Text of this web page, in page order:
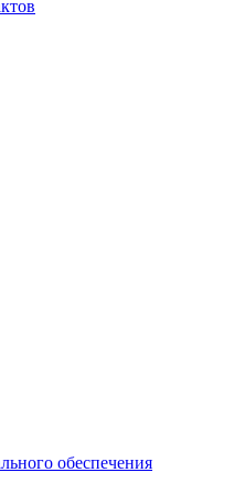
обеспечения